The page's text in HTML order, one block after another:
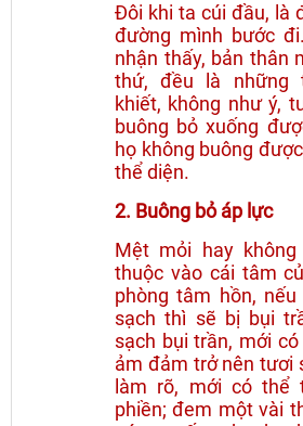
Đôi khi ta cúi đầu, là
đường mình bước
nhận thấy, bản thân
thứ, đều là những
khiết, không như ý,
buông bỏ xuống
họ không buông
thể diện.
2. Buông bỏ áp lực
Mệt mỏi hay
thuộc vào cái tâm
phòng tâm hồn,
sạch thì sẽ bị bụi
sạch bụi trần, mới
ảm đảm trở nên tươi
làm rõ, mới có thể
phiền; đem một vài